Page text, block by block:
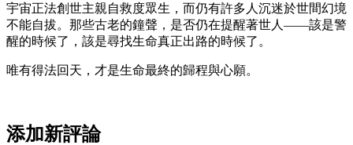
宇宙正法創世主親自救度眾生，而仍有許多人沉迷於世間幻境
不能自拔。那些古老的鐘聲，是否仍在提醒著世人——該是警
醒的時候了，該是尋找生命真正出路的時候了。
唯有得法回天，才是生命最終的歸程與心願。
添加新評論